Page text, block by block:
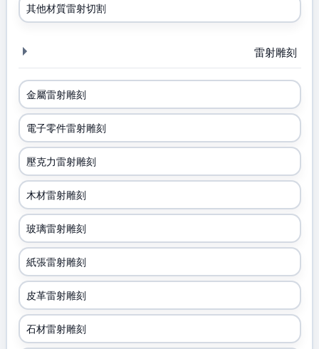
其他材質雷射切割
雷射雕刻
金屬雷射雕刻
電子零件雷射雕刻
壓克力雷射雕刻
木材雷射雕刻
玻璃雷射雕刻
紙張雷射雕刻
皮革雷射雕刻
石材雷射雕刻